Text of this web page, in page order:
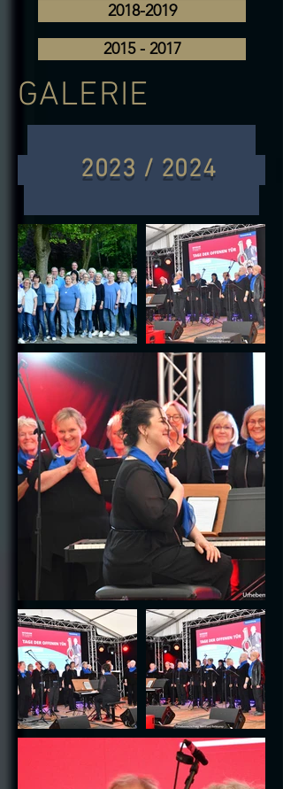
2018-2019
2015 - 2017
GALERIE
2023 / 2024